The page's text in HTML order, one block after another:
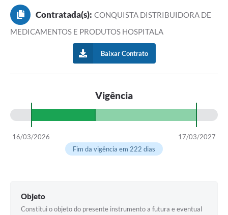
Contratada(s): CONQUISTA DISTRIBUIDORA DE
MEDICAMENTOS E PRODUTOS HOSPITALA
Baixar Contrato
Vigência
16/03/2026
17/03/2027
Fim da vigência em 222 dias
Objeto
Constitui o objeto do presente instrumento a futura e eventual